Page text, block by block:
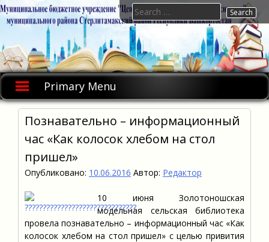
Skip
to
Primary Menu
Search
for:
Познавательно – информационный
час «Как колосок хлебом на стол
пришел»
Опубликовано: 10.06.2016 Автор: Редактор
10 июня Золотоношская
модельная сельская библиотека
провела познавательно – информационный час «Как
колосок хлебом на стол пришел» с целью привития